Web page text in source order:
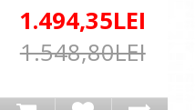
1.494,35LEI
1.548,80LEI